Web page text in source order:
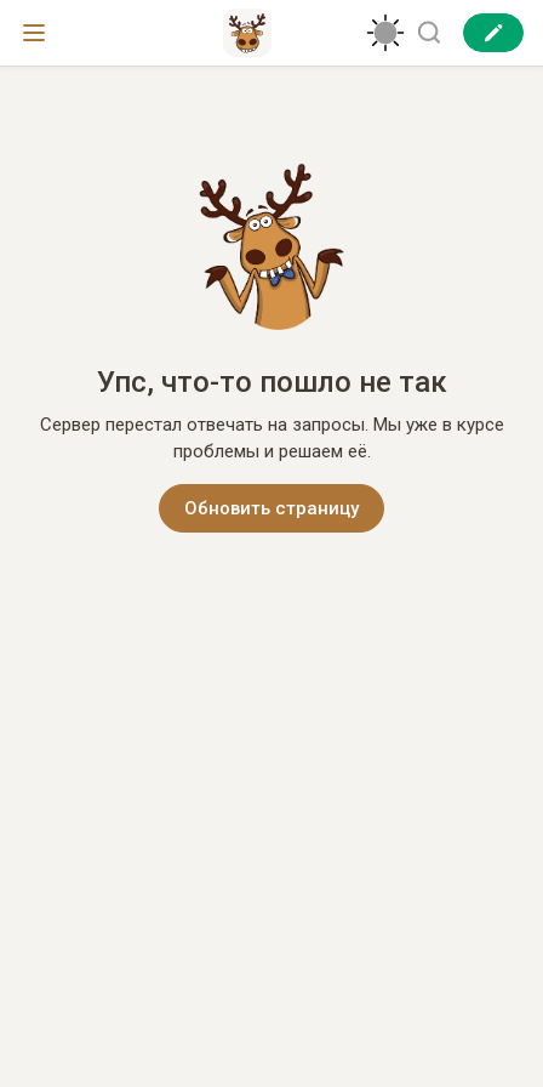
Упс, что-то пошло не так
Сервер перестал отвечать на запросы. Мы уже в курсе
проблемы и решаем её.
Обновить страницу